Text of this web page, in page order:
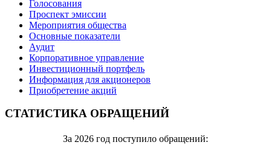
Голосования
Проспект эмиссии
Мероприятия общества
Основные показатели
Аудит
Корпоративное управление
Инвестиционный портфель
Информация для акционеров
Приобретение акций
СТАТИСТИКА ОБРАЩЕНИЙ
За 2026 год поступило обращений: